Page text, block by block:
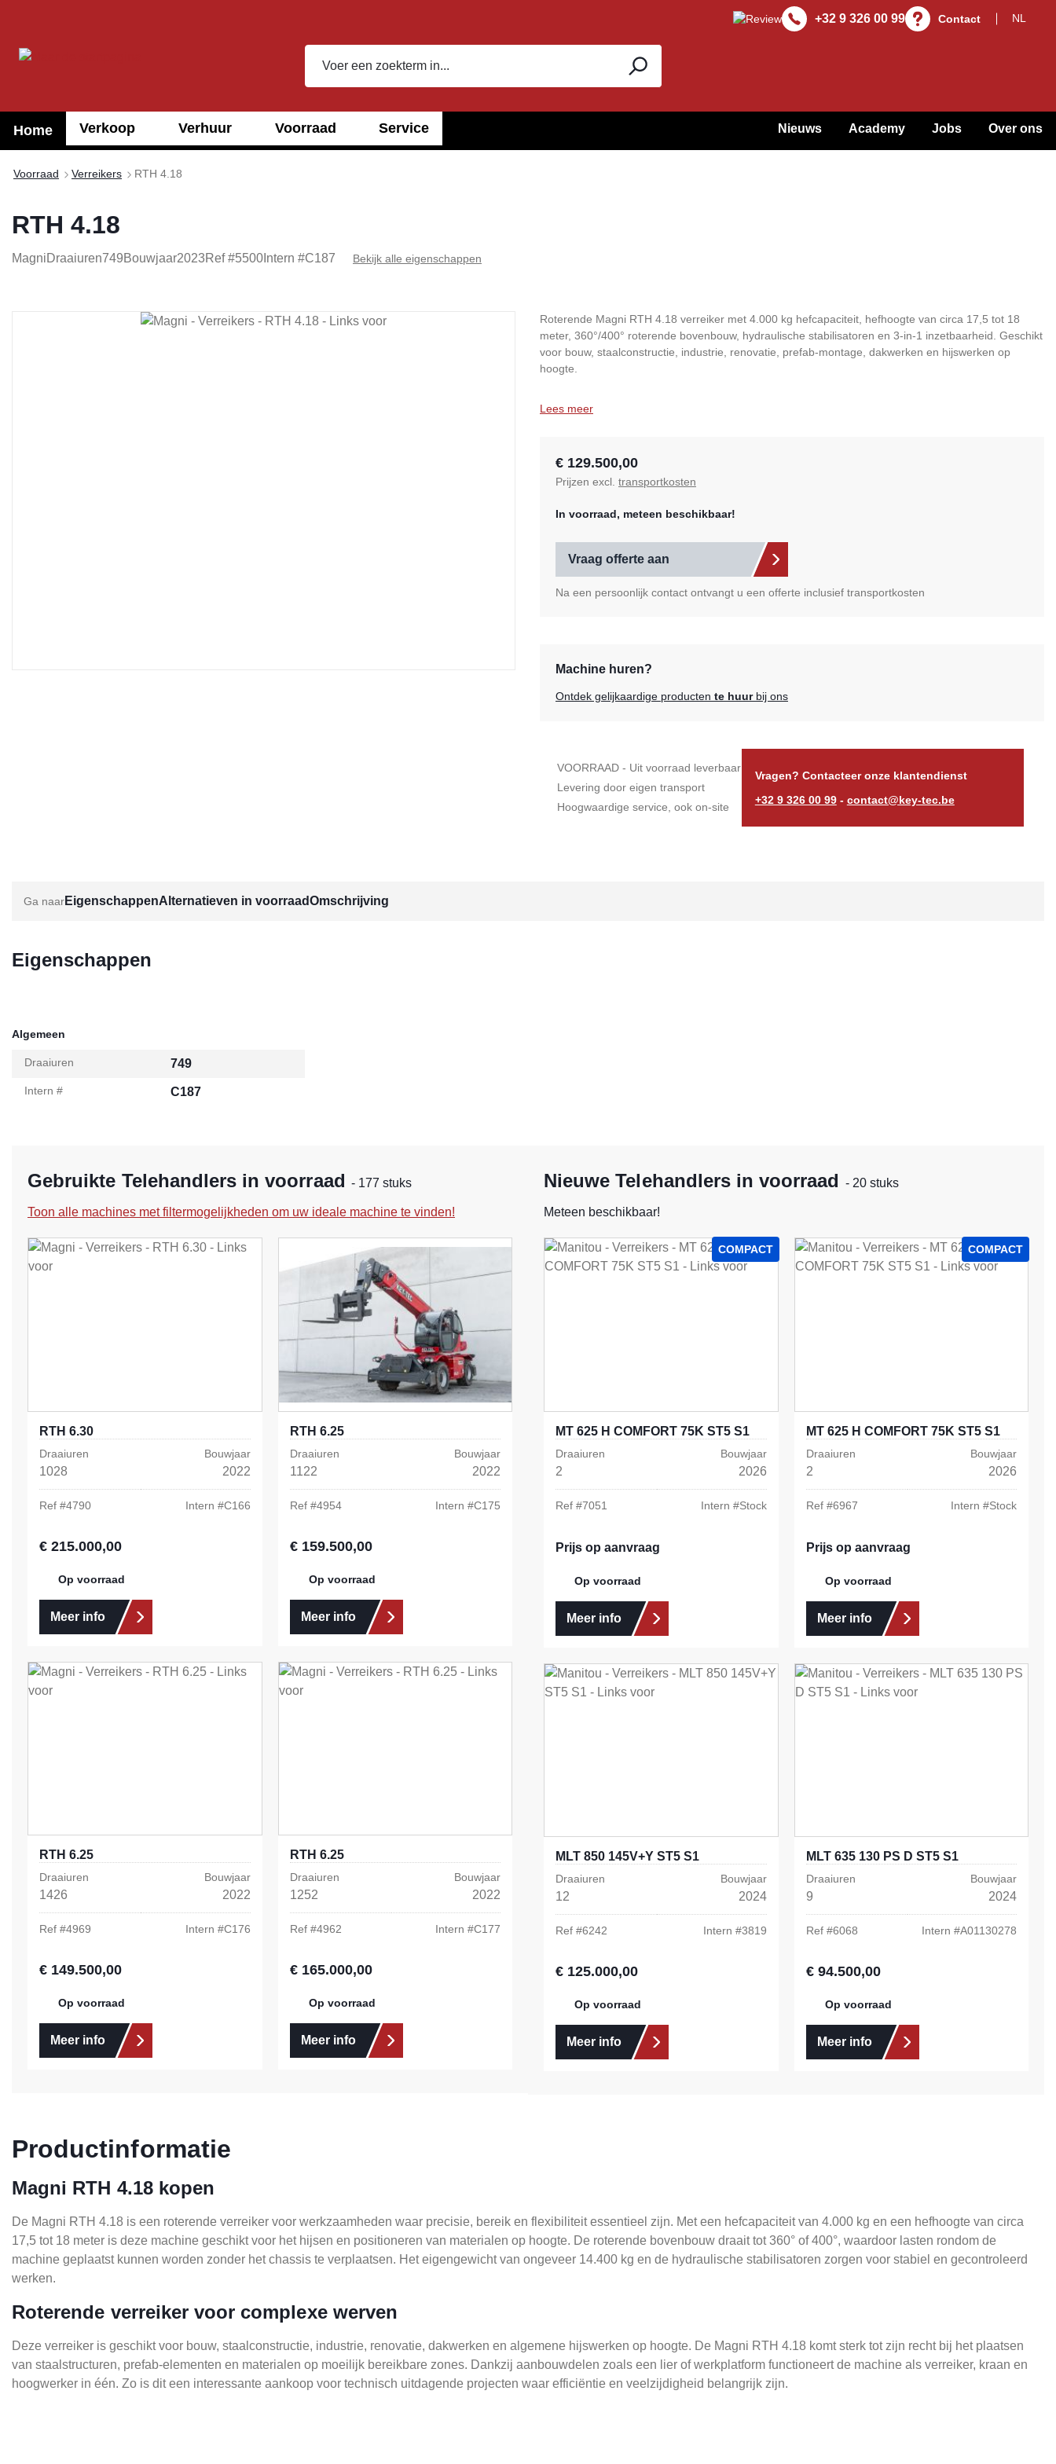
+32 9 326 00 99 Contact
Home Verkoop Verhuur Voorraad Service Nieuws Academy Jobs Over ons
Voorraad Verreikers RTH 4.18
RTH 4.18
MagniDraaiuren749Bouwjaar2023Ref #5500 Intern #C187 Bekijk alle eigenschappen
Afbeeldingengalerij overslaan
Roterende Magni RTH 4.18 verreiker met 4.000 kg hefcapaciteit, hefhoogte van circa 17,5 tot 18
meter, 360°/400° roterende bovenbouw, hydraulische stabilisatoren en 3-in-1 inzetbaarheid. Geschikt
voor bouw, staalconstructie, industrie, renovatie, prefab-montage, dakwerken en hijswerken op
hoogte.
Lees meer
€ 129.500,00
Prijzen excl. transportkosten
In voorraad, meteen beschikbaar!
Vraag offerte aan
Na een persoonlijk contact ontvangt u een offerte inclusief transportkosten
Machine huren?
Ontdek gelijkaardige producten te huurbij ons
VOORRAAD - Uit voorraad leverbaar
Levering door eigen transport
Hoogwaardige service, ook on-site
Vragen? Contacteer onze klantendienst
+32 9 326 00 99- contact@key-tec.be
EigenschappenAlternatieven in voorraadOmschrijving
Eigenschappen
Algemeen
Draaiuren 749
Intern # C187
Gebruikte Telehandlers in voorraad - 177 stuks
Toon alle machines met filtermogelijkheden om uw ideale machine te vinden!
RTH 6.30
Draaiuren
1028
Bouwjaar
2022
Ref #4790 Intern #C166
Normale prijs:
€ 215.000,00
Op voorraad
Meer info
RTH 6.25
Draaiuren
1122
Bouwjaar
2022
Ref #4954 Intern #C175
Normale prijs:
€ 159.500,00
Op voorraad
Meer info
RTH 6.25
Draaiuren
1426
Bouwjaar
2022
Ref #4969 Intern #C176
Normale prijs:
€ 149.500,00
Op voorraad
Meer info
RTH 6.25
Draaiuren
1252
Bouwjaar
2022
Ref #4962 Intern #C177
Normale prijs:
€ 165.000,00
Op voorraad
Meer info
Nieuwe Telehandlers in voorraad - 20 stuks
Meteen beschikbaar!
COMPACT
MT 625 H COMFORT 75K ST5 S1
Draaiuren
2
Bouwjaar
2026
Ref #7051 Intern #Stock
Prijs op aanvraag
Op voorraad
Meer info
COMPACT
MT 625 H COMFORT 75K ST5 S1
Draaiuren
2
Bouwjaar
2026
Ref #6967 Intern #Stock
Prijs op aanvraag
Op voorraad
Meer info
MLT 850 145V+Y ST5 S1
Draaiuren
12
Bouwjaar
2024
Ref #6242 Intern #3819
Normale prijs:
€ 125.000,00
Op voorraad
Meer info
MLT 635 130 PS D ST5 S1
Draaiuren
9
Bouwjaar
2024
Ref #6068 Intern #A01130278
Normale prijs:
€ 94.500,00
Op voorraad
Meer info
Productinformatie
Magni RTH 4.18 kopen
De Magni RTH 4.18 is een roterende verreiker voor werkzaamheden waar precisie, bereik en flexibiliteit essentieel zijn. Met een hefcapaciteit van 4.000 kg en een hefhoogte van circa
17,5 tot 18 meter is deze machine geschikt voor het hijsen en positioneren van materialen op hoogte. De roterende bovenbouw draait tot 360° of 400°, waardoor lasten rondom de
machine geplaatst kunnen worden zonder het chassis te verplaatsen. Het eigengewicht van ongeveer 14.400 kg en de hydraulische stabilisatoren zorgen voor stabiel en gecontroleerd
werken.
Roterende verreiker voor complexe werven
Deze verreiker is geschikt voor bouw, staalconstructie, industrie, renovatie, dakwerken en algemene hijswerken op hoogte. De Magni RTH 4.18 komt sterk tot zijn recht bij het plaatsen
van staalstructuren, prefab-elementen en materialen op moeilijk bereikbare zones. Dankzij aanbouwdelen zoals een lier of werkplatform functioneert de machine als verreiker, kraan en
hoogwerker in één. Zo is dit een interessante aankoop voor technisch uitdagende projecten waar efficiëntie en veelzijdigheid belangrijk zijn.